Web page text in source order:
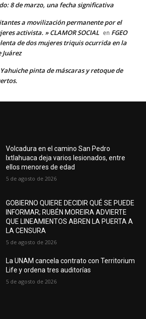
8 de marzo, una fecha significativa
a movilización permanente por el
activista. » CLAMOR SOCIAL en FGEO
de dos mujeres triquis ocurrida en la
Juárez
pinta de máscaras y retoque de
Volcadura en el camino San Pedro
Ixtlahuaca deja varios lesionados, entre
ellos menores de edad
5 de agosto de 2026
GOBIERNO QUIERE DECIDIR QUÉ SE PUEDE
INFORMAR; RUBÉN MOREIRA ADVIERTE
QUE LINEAMIENTOS ABREN LA PUERTA A
LA CENSURA
5 de agosto de 2026
La UNAM cancela contrato con Territorium
Life y ordena tres auditorías
5 de agosto de 2026